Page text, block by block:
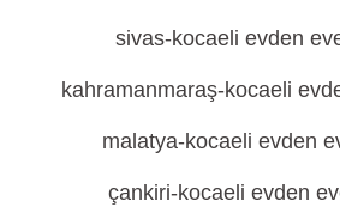
sivas-kocaeli evden
kahramanmaraş-kocaeli
malatya-kocaeli evden
çankiri-kocaeli evden